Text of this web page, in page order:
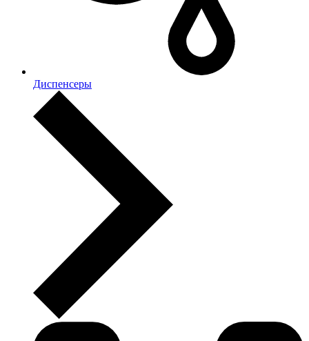
Диспенсеры